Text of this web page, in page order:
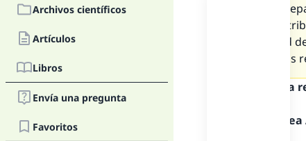
Archivos científicos
Artículos
Libros
Envía una pregunta
Favoritos
están
será
cantidad
las reglas
Texto de la
Alabado